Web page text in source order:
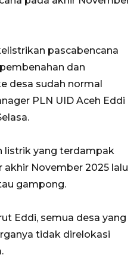
pascabencana
dan
desa sudah normal
PLN UID Aceh Eddi
listrik yang terdampak
November 2025 lalu
gampong.
Eddi, semua desa yang
tidak direlokasi